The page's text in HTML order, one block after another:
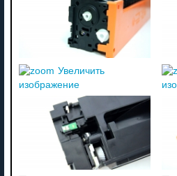
Увеличить
изображение